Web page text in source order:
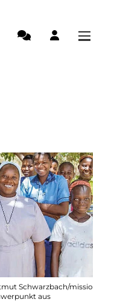
aus
Schwarzbach/missio